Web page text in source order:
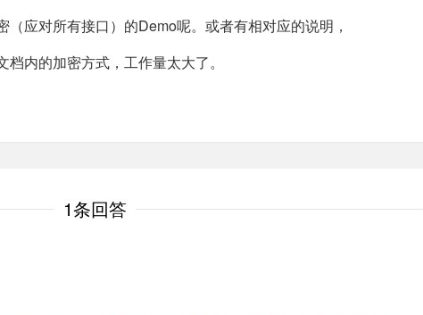
应对所有接口）的Demo呢。或者有相对应的说明，
内的加密方式，工作量太大了。
1条回答